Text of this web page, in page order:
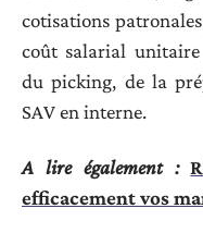
cotisations
coût salarial
du picking, de la
SAV en interne.
A lire également :
efficacement vos